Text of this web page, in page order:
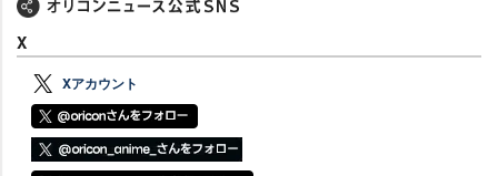
X
Xアカウント